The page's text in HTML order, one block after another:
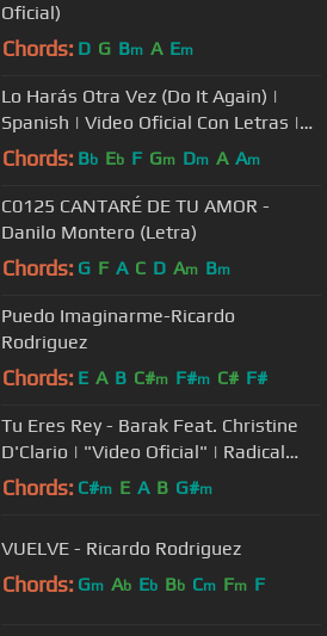
Oficial)
Chords: D G Bm A Em
Lo Harás Otra Vez (Do It Again) |
Spanish | Video Oficial Con Letras |
Elevation Worship
Chords: Bb Eb F Gm Dm A Am
C0125 CANTARÉ DE TU AMOR -
Danilo Montero (Letra)
Chords: G F A C D Am Bm
Puedo Imaginarme-Ricardo
Rodriguez
Chords: E A B C#m F#m C# F#
Tu Eres Rey - Barak Feat. Christine
D'Clario | "Video Oficial" | Radical
Live
Chords: C#m E A B G#m
VUELVE - Ricardo Rodriguez
Chords: Gm Ab Eb Bb Cm Fm F